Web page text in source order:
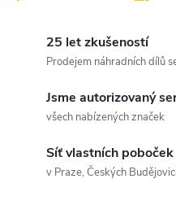
25 let zkušeností
Prodejem náhradních dílů
Jsme autorizovaný
všech nabízených značek
Síť vlastních poboček
v Praze, Českých